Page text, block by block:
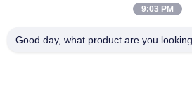
Coloration accidentelle d'anti de
9:03 PM
Good day, what product are you